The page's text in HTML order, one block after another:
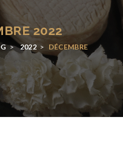
2022
> 2022 > DÉCEMBRE